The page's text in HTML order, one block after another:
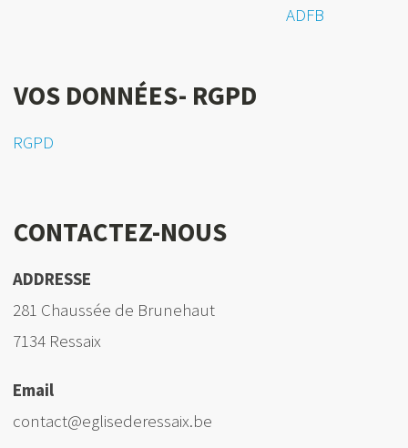
ADFB
VOS DONNÉES- RGPD
RGPD
CONTACTEZ-NOUS
ADDRESSE
281 Chaussée de Brunehaut
7134 Ressaix
Email
contact@eglisederessaix.be